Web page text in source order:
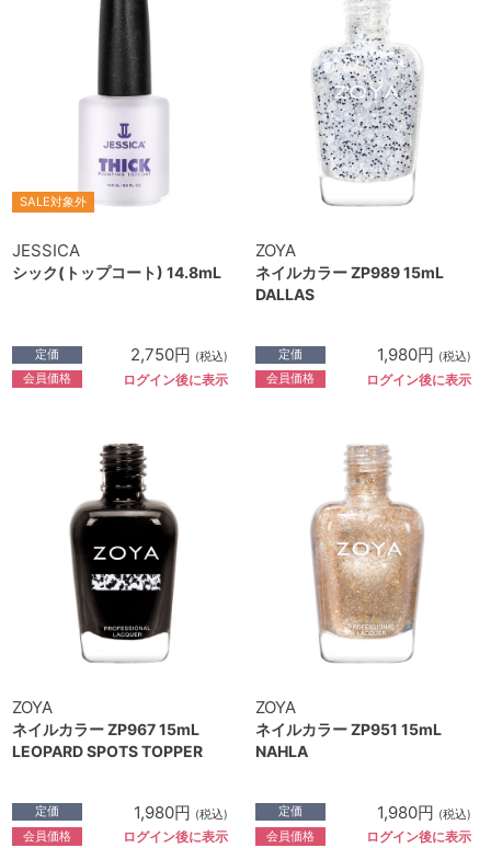
SALE対象外
JESSICA
シック(トップコート) 14.8mL
定価 2,750円 (税込)
会員価格 ログイン後に表示
ZOYA
ネイルカラー ZP989 15mL
DALLAS
定価 1,980円 (税込)
会員価格 ログイン後に表示
ZOYA
ネイルカラー ZP967 15mL
LEOPARD SPOTS TOPPER
定価 1,980円 (税込)
会員価格 ログイン後に表示
ZOYA
ネイルカラー ZP951 15mL
NAHLA
定価 1,980円 (税込)
会員価格 ログイン後に表示